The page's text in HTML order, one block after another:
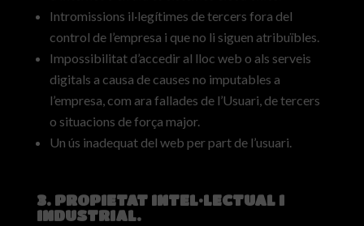
Intromissions il·legítimes de tercers fora del
control de l’empresa i que no li siguen atribuïbles.
Impossibilitat d’accedir al lloc web o als serveis
digitals a causa de causes no imputables a
l’empresa, com ara fallades de l’Usuari, de tercers
o situacions de força major.
Un ús inadequat del web per part de l’usuari.
3. PROPIETAT INTEL·LECTUAL I
INDUSTRIAL.